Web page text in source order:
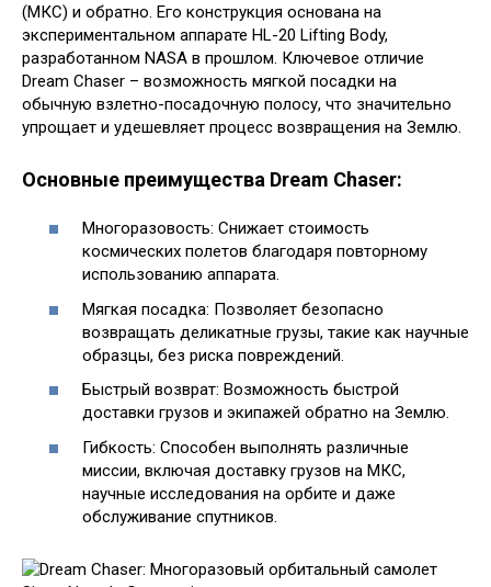
(МКС) и обратно. Его конструкция основана на
экспериментальном аппарате HL-20 Lifting Body,
разработанном NASA в прошлом. Ключевое отличие
Dream Chaser – возможность мягкой посадки на
обычную взлетно-посадочную полосу, что значительно
упрощает и удешевляет процесс возвращения на Землю.
Основные преимущества Dream Chaser:
Многоразовость: Снижает стоимость
космических полетов благодаря повторному
использованию аппарата.
Мягкая посадка: Позволяет безопасно
возвращать деликатные грузы, такие как научные
образцы, без риска повреждений.
Быстрый возврат: Возможность быстрой
доставки грузов и экипажей обратно на Землю.
Гибкость: Способен выполнять различные
миссии, включая доставку грузов на МКС,
научные исследования на орбите и даже
обслуживание спутников.